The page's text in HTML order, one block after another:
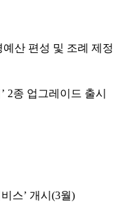
산 편성 및 조례 제정
2종 업그레이드 출시
스’ 개시(3월)